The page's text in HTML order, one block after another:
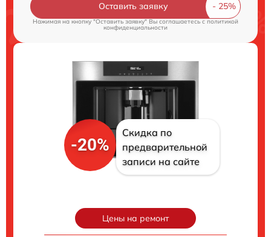
Оставить заявку
Нажимая на кнопку "Оставить заявку" Вы соглашаетесь cполитикой
конфиденциальности
-20%
Скидка по
предварительной
записи на сайте
Цены на ремонт